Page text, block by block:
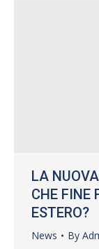
LA
CHE FINE
ESTERO?
News By